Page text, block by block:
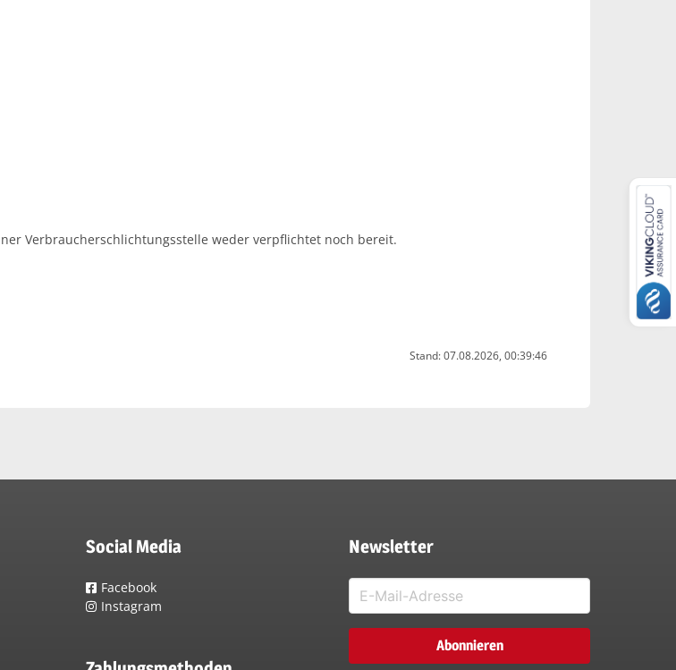
Verbraucherschlichtungsstelle weder verpflichtet noch bereit.
Stand: 07.08.2026, 00:39:46
Social Media
Facebook
Instagram
Newsletter